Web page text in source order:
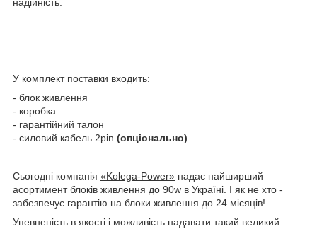
У комплект поставки входить:
- блок живлення
- коробка
- гарантійний талон
- силовий кабель 2pin (опціонально)
Сьогодні компанія «Kolega-Power» надає найширший
асортимент блоків живлення до 90w в Україні. І як не хто -
забезпечує гарантію на блоки живлення до 24 місяців!
Упевненість в якості і можливість надавати такий великий